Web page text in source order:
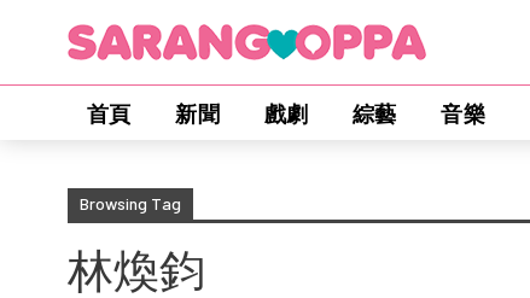
首頁 新聞 戲劇 綜藝 音樂
Browsing Tag
林煥鈞